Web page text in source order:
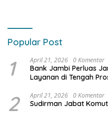
Popular Post
1 April 21, 2026 0 Komentar
Bank Jambi Perluas
Layanan di Tengah
2 April 21, 2026 0 Komentar
Sudirman Jabat